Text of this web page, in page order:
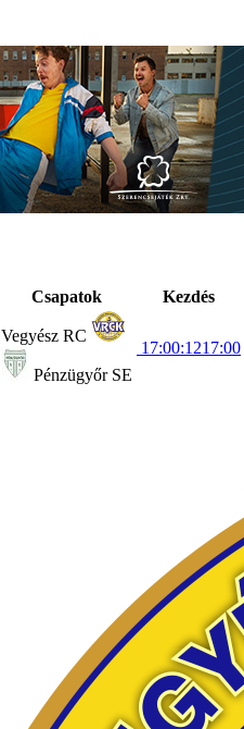
Csapatok Kezdés
Vegyész RC
Pénzügyőr SE
17:00:1217:00